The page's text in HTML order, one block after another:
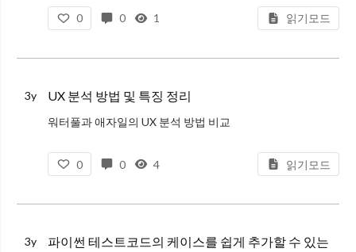
0
0 1 읽기모드
3y UX 분석 방법 및 특징 정리
워터풀과 애자일의 UX 분석 방법 비교
연역적 분석
0 0 4 읽기모드
3y
파이썬 테스트코드의 케이스를 쉽게 추가할 수 있는